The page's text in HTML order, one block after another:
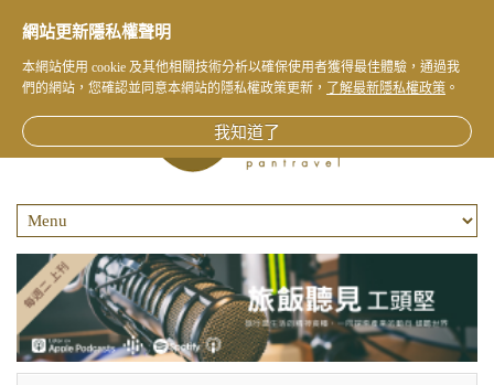
網站更新隱私權聲明
本網站使用 cookie 及其他相關技術分析以確保使用者獲得最佳體驗，通過我
們的網站，您確認並同意本網站的隱私權政策更新，
了解最新隱私權政策 。
我知道了